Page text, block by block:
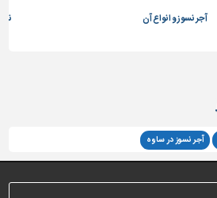
آجر نسوز و انواع آن
آجر نسوز در ساوه